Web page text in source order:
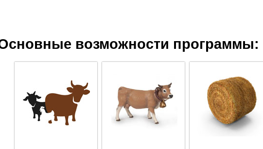
возможности программы: